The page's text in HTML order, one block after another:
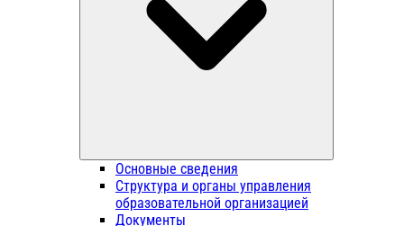
Основные сведения
Структура и органы управления
образовательной организацией
Документы